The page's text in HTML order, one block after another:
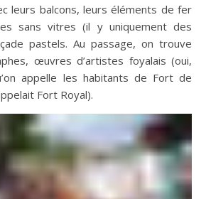
leurs balcons, leurs éléments de fer
sans vitres (il y uniquement des
pastels. Au passage, on trouve
œuvres d’artistes foyalais (oui,
appelle les habitants de Fort de
Fort Royal).